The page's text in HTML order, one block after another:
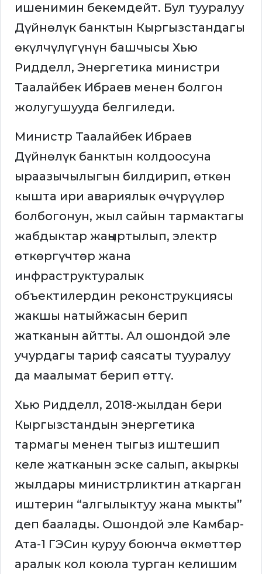
ишенимин бекемдейт. Бул тууралуу
Дүйнөлүк банктын Кыргызстандагы
өкүлчүлүгүнүн башчысы Хью
Ридделл, Энергетика министри
Таалайбек Ибраев менен болгон
жолугушууда белгиледи.
Министр Таалайбек Ибраев
Дүйнөлүк банктын колдоосуна
ыраазычылыгын билдирип, өткөн
кышта ири авариялык өчүрүүлөр
болбогонун, жыл сайын тармактагы
жабдыктар жаңыртылып, электр
өткөргүчтөр жана
инфраструктуралык
объектилердин реконструкциясы
жакшы натыйжасын берип
жатканын айтты. Ал ошондой эле
учурдагы тариф саясаты тууралуу
да маалымат берип өттү.
Хью Ридделл, 2018-жылдан бери
Кыргызстандын энергетика
тармагы менен тыгыз иштешип
келе жатканын эске салып, акыркы
жылдары министрликтин аткарган
иштерин “алгылыктуу жана мыкты”
деп баалады. Ошондой эле Камбар-
Ата-1 ГЭСин куруу боюнча өкмөттөр
аралык кол коюла турган келишим